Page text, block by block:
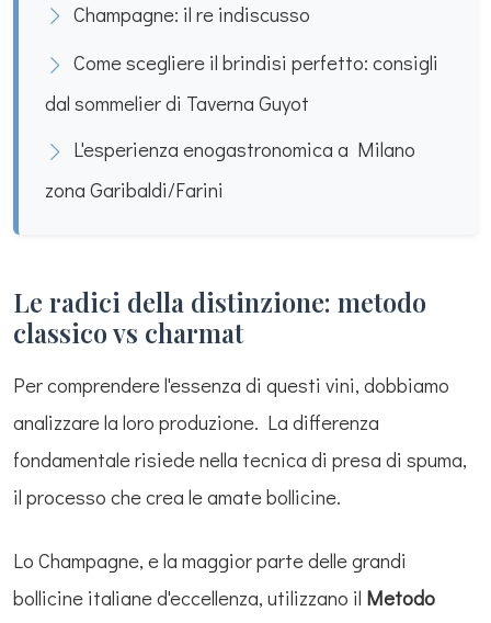
Champagne: il re indiscusso
Come scegliere il brindisi perfetto: consigli
dal sommelier di Taverna Guyot
L'esperienza enogastronomica a Milano
zona Garibaldi/Farini
Le radici della distinzione: metodo
classico vs charmat
Per comprendere l'essenza di questi vini, dobbiamo
analizzare la loro produzione. La differenza
fondamentale risiede nella tecnica di presa di spuma,
il processo che crea le amate bollicine.
Lo Champagne, e la maggior parte delle grandi
bollicine italiane d'eccellenza, utilizzano il Metodo